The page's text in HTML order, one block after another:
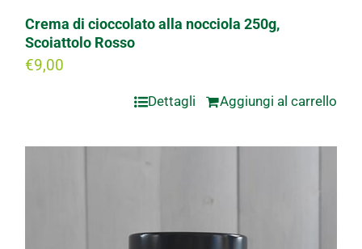
Crema di cioccolato alla nocciola 250g,
Scoiattolo Rosso
€9,00
Aggiungi al carrello
Dettagli